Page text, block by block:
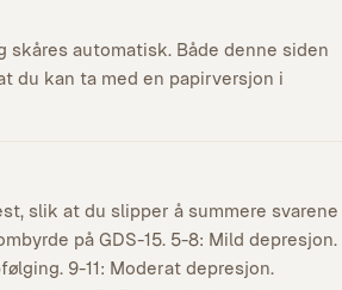
automatisk. Både denne siden
du kan ta med en papirversjon i
slik at du slipper å summere svarene
på GDS-15. 5-8: Mild depresjon.
9-11: Moderat depresjon.